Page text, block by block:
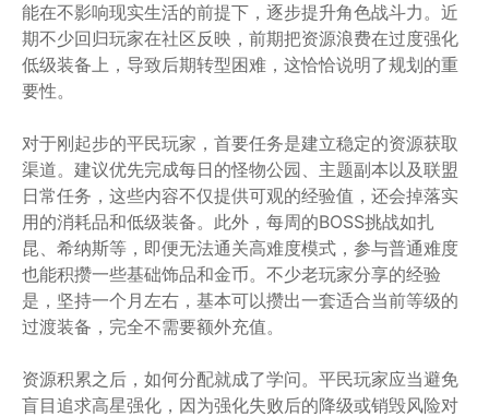
能在不影响现实生活的前提下，逐步提升角色战斗力。近
期不少回归玩家在社区反映，前期把资源浪费在过度强化
低级装备上，导致后期转型困难，这恰恰说明了规划的重
要性。
对于刚起步的平民玩家，首要任务是建立稳定的资源获取
渠道。建议优先完成每日的怪物公园、主题副本以及联盟
日常任务，这些内容不仅提供可观的经验值，还会掉落实
用的消耗品和低级装备。此外，每周的BOSS挑战如扎
昆、希纳斯等，即便无法通关高难度模式，参与普通难度
也能积攒一些基础饰品和金币。不少老玩家分享的经验
是，坚持一个月左右，基本可以攒出一套适合当前等级的
过渡装备，完全不需要额外充值。
资源积累之后，如何分配就成了学问。平民玩家应当避免
盲目追求高星强化，因为强化失败后的降级或销毁风险对